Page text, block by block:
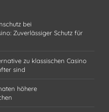
bei
Zuverlässiger Schutz für
zu klassischen Casino
sind
höhere